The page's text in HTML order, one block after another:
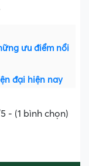
ưu điểm nổi
đại hiện nay
- (1 bình chọn)